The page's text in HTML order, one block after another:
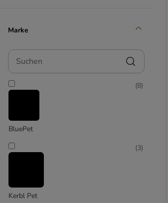
beaphar
Felisept
FURminator
Marke
Suchen
BluePet
(8)
Kerbl Pet
(3)